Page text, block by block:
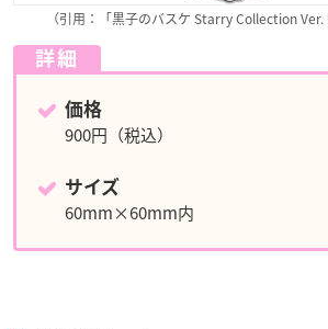
（引用：「黒子のバスケ Starry Collection Ver.
詳細
価格
900円（税込）
サイズ
60mm×60mm内